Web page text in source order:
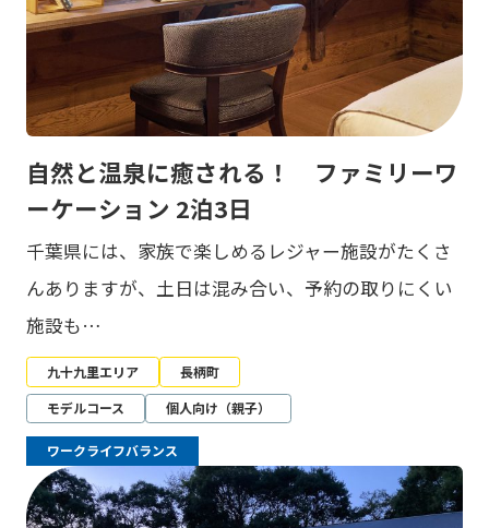
自然と温泉に癒される！ ファミリーワ
ーケーション 2泊3日
千葉県には、家族で楽しめるレジャー施設がたくさ
んありますが、土日は混み合い、予約の取りにくい
施設も…
九十九里エリア
長柄町
モデルコース
個人向け（親子）
ワークライフバランス